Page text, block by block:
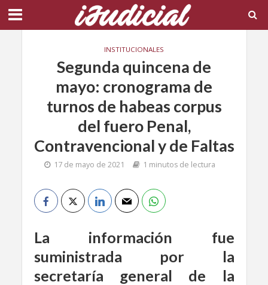
INSTITUCIONALES
Segunda quincena de
mayo: cronograma de
turnos de habeas corpus
del fuero Penal,
Contravencional y de Faltas
17 de mayo de 2021 1 minutos de lectura
La información fue
suministrada por la
secretaría general de la